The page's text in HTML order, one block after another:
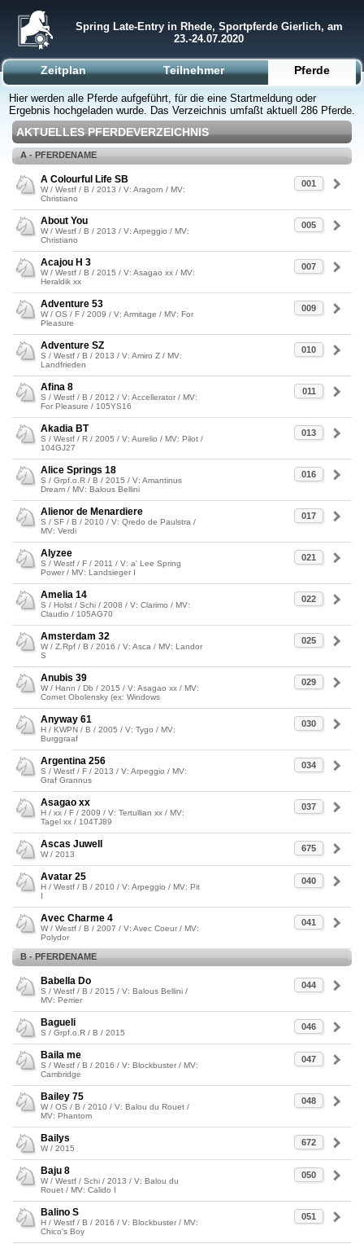
Spring Late-Entry in Rhede, Sportpferde Gierlich, am
23.-24.07.2020
Zeitplan Teilnehmer Pferde
Hier werden alle Pferde aufgeführt, für die eine Startmeldung oder
Ergebnis hochgeladen wurde. Das Verzeichnis umfaßt aktuell 286 Pferde.
AKTUELLES PFERDEVERZEICHNIS
A - PFERDENAME
001
A Colourful Life SB
W / Westf / B / 2013 / V: Aragorn / MV:
Christiano
005
About You
W / Westf / B / 2013 / V: Arpeggio / MV:
Christiano
007
Acajou H 3
W / Westf / B / 2015 / V: Asagao xx / MV:
Heraldik xx
009
Adventure 53
W / OS / F / 2009 / V: Armitage / MV: For
Pleasure
010
Adventure SZ
S / Westf / B / 2013 / V: Amiro Z / MV:
Landfrieden
011
Afina 8
S / Westf / B / 2012 / V: Accellerator / MV:
For Pleasure / 105YS16
013
Akadia BT
S / Westf / R / 2005 / V: Aurelio / MV: Pilot /
104GJ27
016
Alice Springs 18
S / Grpf.o.R / B / 2015 / V: Amantinus
Dream / MV: Balous Bellini
017
Alienor de Menardiere
S / SF / B / 2010 / V: Qredo de Paulstra /
MV: Verdi
021
Alyzee
S / Westf / F / 2011 / V: a' Lee Spring
Power / MV: Landsieger I
022
Amelia 14
S / Holst / Schi / 2008 / V: Clarimo / MV:
Claudio / 105AG70
025
Amsterdam 32
W / Z.Rpf / B / 2016 / V: Asca / MV: Landor
S
029
Anubis 39
W / Hann / Db / 2015 / V: Asagao xx / MV:
Cornet Obolensky (ex: Windows
030
Anyway 61
H / KWPN / B / 2005 / V: Tygo / MV:
Burggraaf
034
Argentina 256
S / Westf / F / 2013 / V: Arpeggio / MV:
Graf Grannus
037
Asagao xx
H / xx / F / 2009 / V: Tertullian xx / MV:
Tagel xx / 104TJ89
675
Ascas Juwell
W / 2013
040
Avatar 25
H / Westf / B / 2010 / V: Arpeggio / MV: Pit
I
041
Avec Charme 4
W / Westf / B / 2007 / V: Avec Coeur / MV:
Polydor
B - PFERDENAME
044
Babella Do
S / Westf / B / 2015 / V: Balous Bellini /
MV: Perrier
046
Bagueli
S / Grpf.o.R / B / 2015
047
Baila me
S / Westf / B / 2016 / V: Blockbuster / MV:
Cambridge
048
Bailey 75
W / OS / B / 2010 / V: Balou du Rouet /
MV: Phantom
672
Bailys
W / 2015
050
Baju 8
W / Westf / Schi / 2013 / V: Balou du
Rouet / MV: Calido I
051
Balino S
H / Westf / B / 2016 / V: Blockbuster / MV:
Chico's Boy